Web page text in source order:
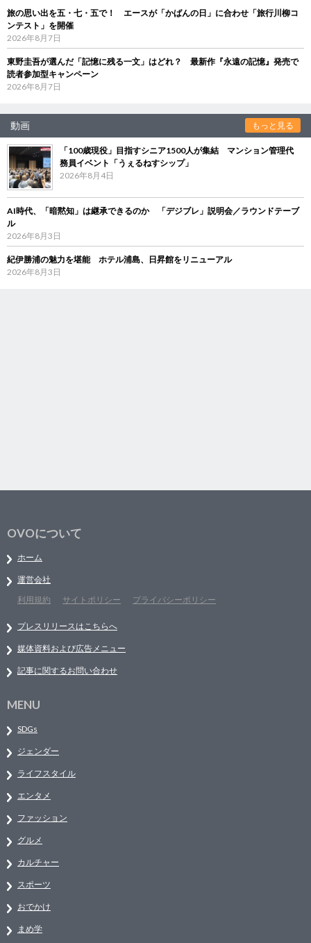
旅の思い出を五・七・五で！ エースが「かばんの日」に合わせ「旅行川柳コ
ンテスト」を開催
2026年8月7日
東野圭吾が選んだ「記憶に残る一文」はどれ？ 最新作『永遠の記憶』発売で
読者参加型キャンペーン
2026年8月7日
動画 もっと見る
「100歳現役」目指すシニア1500人が集結 マンション管理代
務員イベント「うぇるねすシップ」
2026年8月4日
AI時代、「暗黙知」は継承できるのか 「デジブレ」説明会／ラウンドテーブ
ル
2026年8月3日
紀伊勝浦の魅力を堪能 ホテル浦島、日昇館をリニューアル
2026年8月3日
OVOについて
ホーム
運営会社
利用規約
サイトポリシー プライバシーポリシー
プレスリリースはこちらへ
媒体資料および広告メニュー
記事に関するお問い合わせ
MENU
SDGs
ジェンダー
ライフスタイル
エンタメ
ファッション
グルメ
カルチャー
スポーツ
おでかけ
まめ学